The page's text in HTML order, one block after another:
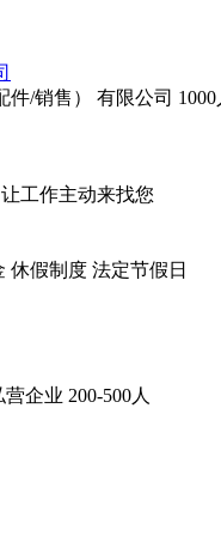
/销售） 有限公司
工作主动来找您
休假制度 法定节假日
营企业 200-500人